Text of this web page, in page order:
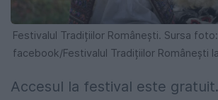
Festivalul Tradițiilor Românești. Sursa foto:
facebook/Festivalul Tradițiilor Românești
Accesul la festival este